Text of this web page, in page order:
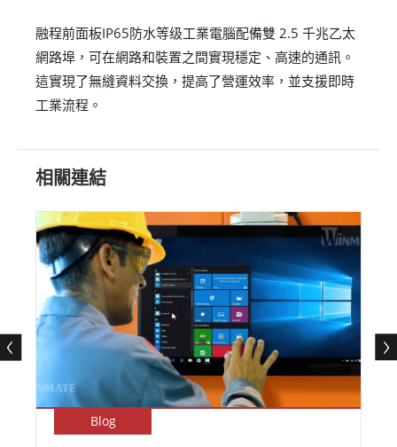
融程前面板IP65防水等级工業電腦配備雙 2.5 千兆乙太
網路埠，可在網路和裝置之間實現穩定、高速的通訊。
這實現了無縫資料交換，提高了營運效率，並支援即時
工業流程。
相關連結
Blog